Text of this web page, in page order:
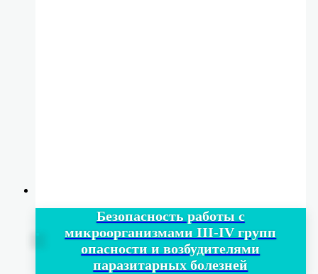
Безопасность работы с
микроорганизмами III-IV групп
опасности и возбудителями
паразитарных болезней